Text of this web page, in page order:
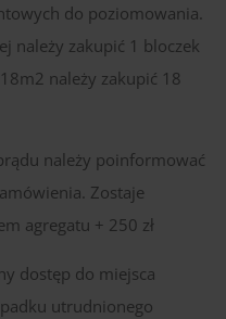
do poziomowania.
należy zakupić 1 bloczek
należy zakupić 18
należy poinformować
Zostaje
agregatu + 250 zł
dostęp do miejsca
utrudnionego